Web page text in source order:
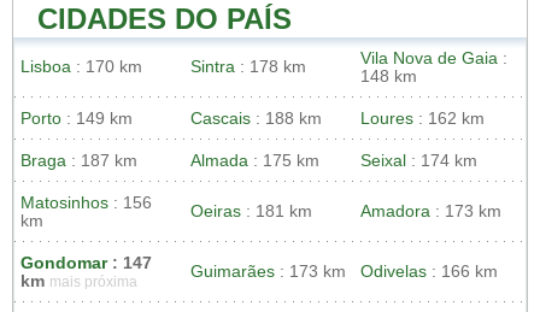
CIDADES DO PAÍS
Lisboa : 170 km Sintra : 178 km Vila Nova de Gaia :
148 km
Porto : 149 km Cascais : 188 km Loures : 162 km
Braga : 187 km Almada : 175 km Seixal : 174 km
Matosinhos : 156
km
Oeiras : 181 km Amadora : 173 km
Gondomar: 147
km mais próxima
Guimarães : 173 km Odivelas : 166 km